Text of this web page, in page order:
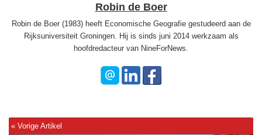
Robin de Boer
Robin de Boer (1983) heeft Economische Geografie gestudeerd aan de
Rijksuniversiteit Groningen. Hij is sinds juni 2014 werkzaam als
hoofdredacteur van NineForNews.